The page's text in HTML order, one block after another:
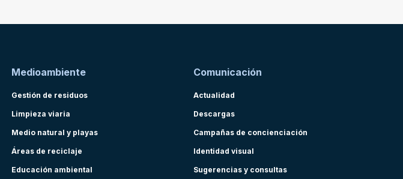
Medioambiente
Gestión de residuos
Limpieza viaria
Medio natural y playas
Áreas de reciclaje
Educación ambiental
Comunicación
Actualidad
Descargas
Campañas de concienciación
Identidad visual
Sugerencias y consultas